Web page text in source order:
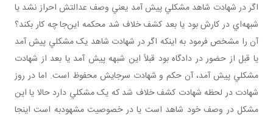
اگر در شهادت شاهد مشکلي پيش آمد يعني وصف عدالتش احراز نشد يا
شبهه‌اي در کارش بود يا بعد کشف خلاف شد محکمه اين‌جا چه کار بکند؟
آن را مشخص فرمود به اينکه اگر در شهادت شاهد يک مشکلي پيش آمد
يا قبل از حضور در دادگاه بود قبلاً اين شبهه پيش آمد يا بعد از شهادت
مشکلي پيش آمد، آن حکم و شهادت سرجايش محفوظ است. اما در روز
شهادت در لحظه شهادت کشف خلاف شد که يک مشکلي دارد حالا يا اين
مشکل در وصف خود شاهد است يا در خصوصيت مشهودبه است اينجا